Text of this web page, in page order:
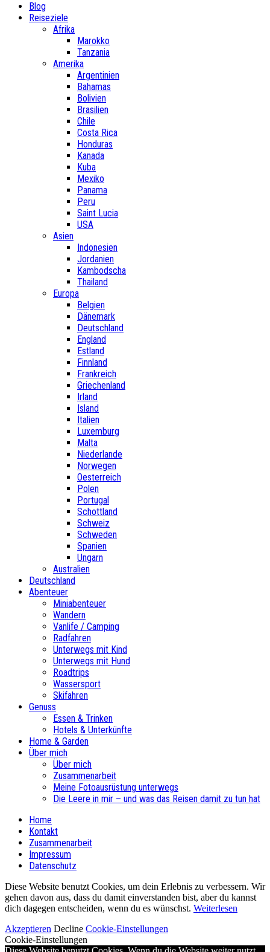
Blog
Reiseziele
Afrika
Marokko
Tanzania
Amerika
Argentinien
Bahamas
Bolivien
Brasilien
Chile
Costa Rica
Honduras
Kanada
Kuba
Mexiko
Panama
Peru
Saint Lucia
USA
Asien
Indonesien
Jordanien
Kambodscha
Thailand
Europa
Belgien
Dänemark
Deutschland
England
Estland
Finnland
Frankreich
Griechenland
Irland
Island
Italien
Luxemburg
Malta
Niederlande
Norwegen
Oesterreich
Polen
Portugal
Schottland
Schweiz
Schweden
Spanien
Ungarn
Australien
Deutschland
Abenteuer
Miniabenteuer
Wandern
Vanlife / Camping
Radfahren
Unterwegs mit Kind
Unterwegs mit Hund
Roadtrips
Wassersport
Skifahren
Genuss
Essen & Trinken
Hotels & Unterkünfte
Home & Garden
Über mich
Über mich
Zusammenarbeit
Meine Fotoausrüstung unterwegs
Die Leere in mir – und was das Reisen damit zu tun hat
Home
Kontakt
Zusammenarbeit
Impressum
Datenschutz
Diese Website benutzt Cookies, um dein Erlebnis zu verbessern. Wir
gehen davon aus, dass du damit einverstanden bist, aber du kannst
dich dagegen entscheiden, wenn du es wünschst. Weiterlesen
Akzeptieren Decline Cookie-Einstellungen
Cookie-Einstellungen